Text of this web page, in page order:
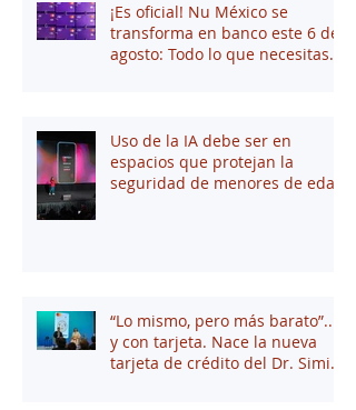
¡Es oficial! Nu México se
transforma en banco este 6 de
agosto: Todo lo que necesitas
Uso de la IA debe ser en
espacios que protejan la
seguridad de menores de edad
“Lo mismo, pero más barato”...
y con tarjeta. Nace la nueva
tarjeta de crédito del Dr. Simi